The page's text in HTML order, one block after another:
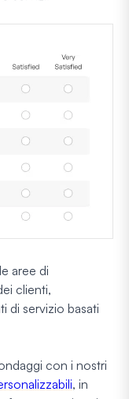
aree di
clienti,
di servizio basati
con i nostri
, in